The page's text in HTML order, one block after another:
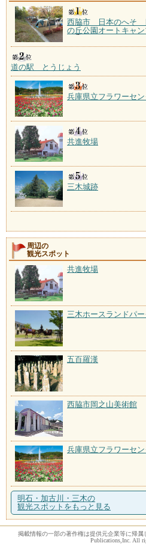
西脇市 日本のへそ
の丘公園オートキャ
道の駅 とうじょう
兵庫県立フラワーセン
共進牧場
三木城跡
周辺の
観光スポット
共進牧場
三木ホースランドパー
五百羅漢
西脇市岡之山美術館
兵庫県立フラワーセン
明石・加古川・三木の
観光スポットをもっと見る
掲載情報の一部の著作権は提供元企業等に帰属
Publications,Inc. All